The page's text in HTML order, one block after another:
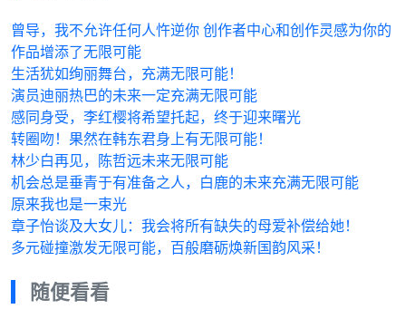
曾导，我不允许任何人忤逆你 创作者中心和创作灵感为你的
作品增添了无限可能
生活犹如绚丽舞台，充满无限可能！
演员迪丽热巴的未来一定充满无限可能
感同身受，李红樱将希望托起，终于迎来曙光
转圈吻！果然在韩东君身上有无限可能！
林少白再见，陈哲远未来无限可能
机会总是垂青于有准备之人，白鹿的未来充满无限可能
原来我也是一束光
章子怡谈及大女儿：我会将所有缺失的母爱补偿给她！
多元碰撞激发无限可能，百般磨砺焕新国韵风采！
随便看看